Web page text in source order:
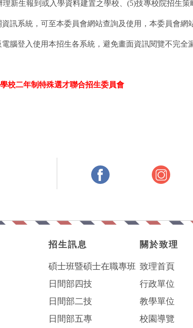
理新生報到或入學資料建置之學校、 (5)技專校院招生策
訊系統，可至本委員會網站查詢及使用，本委員會網
腦登入使用本招生各系統，避免畫面資訊閱覽不完全
校二年制特殊選才聯合招生委員會
招生訊息
碩士班暨碩士在職專班
日間部四技
日間部二技
日間部五專
關於致理
致理首頁
行政單位
教學單位
校園導覽